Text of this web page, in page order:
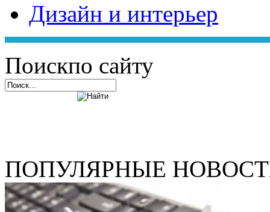
Дизайн и интерьер
Поискпо сайту
ПОПУЛЯРНЫЕ